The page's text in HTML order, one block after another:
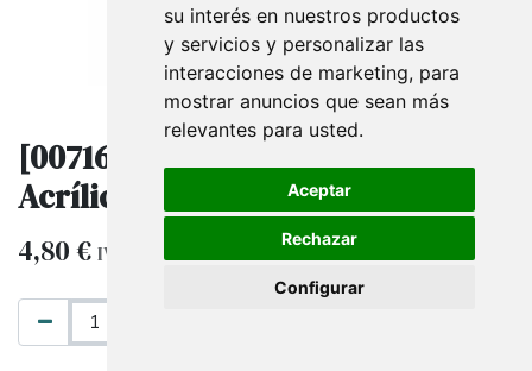
su interés en nuestros productos
y servicios y personalizar las
interacciones de marketing, para
mostrar anuncios que sean más
relevantes para usted.
Aceptar
Rechazar
Configurar
[007167] Expositor Joyería
Acrílico Cilindro
4,80€ IVA excluido